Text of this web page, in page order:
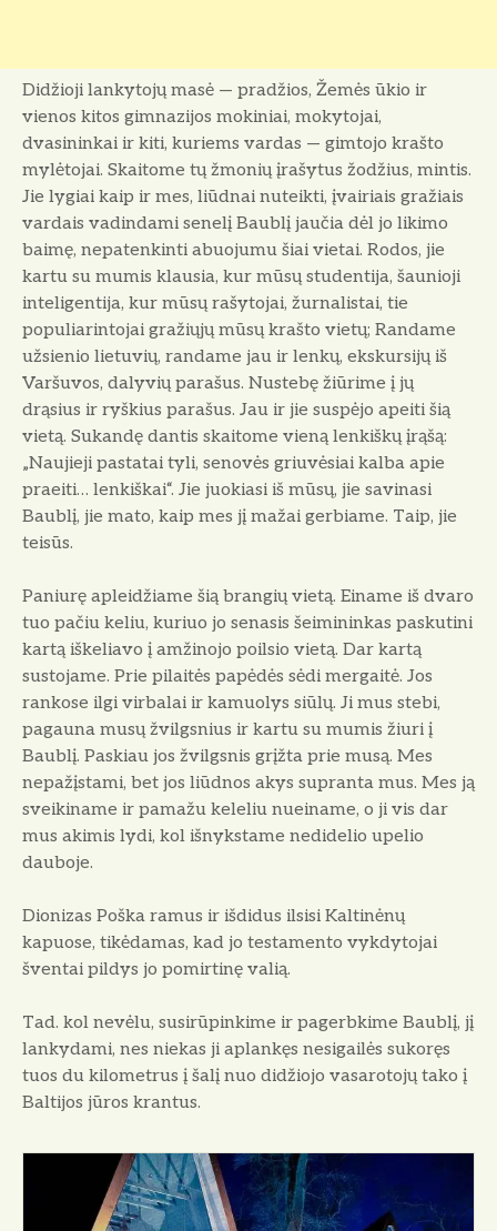
Didžioji lankytojų masė — pradžios, Žemės ūkio ir
vienos kitos gimnazi­jos mokiniai, mokytojai,
dvasininkai ir kiti, kuriems vardas — gimtojo krašto
mylėtojai. Skaitome tų žmonių įrašytus žodžius, mintis.
Jie lygiai kaip ir mes, liūdnai nuteikti, įvairiais gražiais
vardais vadindami senelį Baublį jaučia dėl jo likimo
baimę, nepatenkinti abuojumu šiai vietai. Ro­dos, jie
kartu su mumis klausia, kur mūsų studentija, šaunioji
inteligenti­ja, kur mūsų rašytojai, žurnalistai, tie
populiarintojai gražiųjų mūsų krašto vietų; Randame
užsienio lietuvių, ran­dame jau ir lenkų, ekskursijų iš
Var­šuvos, dalyvių parašus. Nustebę žiūri­me į jų
drąsius ir ryškius parašus. Jau ir jie suspėjo apeiti šią
vietą. Su­kandę dantis skaitome vieną lenkiškų įrąšą:
„Naujieji pastatai tyli, senovės griuvėsiai kalba apie
praeiti… len­kiškai“. Jie juokiasi iš mūsų, jie savinasi
Baublį, jie mato, kaip mes jį mažai gerbiame. Taip, jie
teisūs.
Paniurę apleidžiame šią brangių vietą. Einame iš dvaro
tuo pačiu ke­liu, kuriuo jo senasis šeimininkas pas­kutini
kartą iškeliavo į amžinojo po­ilsio vietą. Dar kartą
sustojame. Prie pilaitės papėdės sėdi mergaitė. Jos
rankose ilgi virbalai ir kamuolys siū­lų. Ji mus stebi,
pagauna musų žvilgs­nius ir kartu su mumis žiuri į
Baublį. Paskiau jos žvilgsnis grįžta prie mu­są. Mes
nepažįstami, bet jos liūdnos akys supranta mus. Mes ją
sveikiname ir pamažu keleliu nueiname, o ji vis dar
mus akimis lydi, kol išnykstame nedidelio upelio
dauboje.
Dionizas Poška ramus ir išdidus il­sisi Kaltinėnų
kapuose, tikėdamas, kad jo testamento vykdytojai
šventai pil­dys jo pomirtinę valią.
Tad. kol nevėlu, susirūpinkime ir pagerbkime Baublį, jį
lankydami, nes niekas ji aplankęs nesigailės sukoręs
tuos du kilometrus į šalį nuo didžio­jo vasarotojų tako į
Baltijos jūros krantus.